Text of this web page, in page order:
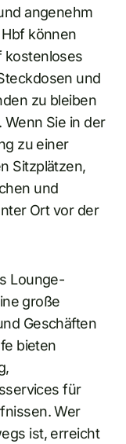
angenehm
können
kostenloses
und
zu bleiben
Sie in der
zu einer
Sitzplätzen,
und
Ort vor der
Lounge-
große
Geschäften
bieten
für
Wer
ist, erreicht